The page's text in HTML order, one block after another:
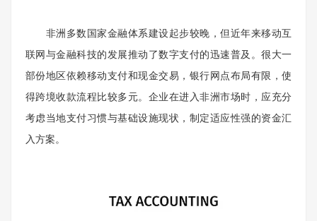
非洲多数国家金融体系建设起步较晚，但近年来移动互
联网与金融科技的发展推动了数字支付的迅速普及。很大一
部份地区依赖移动支付和现金交易，银行网点布局有限，使
得跨境收款流程比较多元。企业在进入非洲市场时，应充分
考虑当地支付习惯与基础设施现状，制定适应性强的资金汇
入方案。